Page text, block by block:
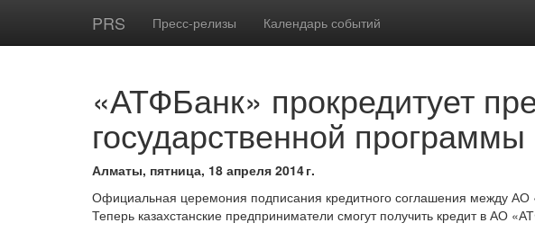
PRS Пресс-релизы Календарь событий
«АТФБанк» прокредитует
государственной программы
Алматы, пятница, 18 апреля 2014 г.
Официальная церемония подписания кредитного соглашения между
Теперь казахстанские предприниматели смогут получить кредит в АО